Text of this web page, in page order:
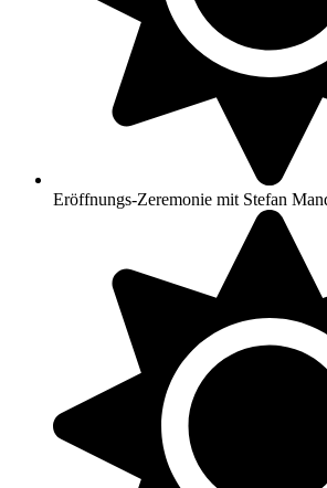
Eröffnungs-Zeremonie mit Stefan